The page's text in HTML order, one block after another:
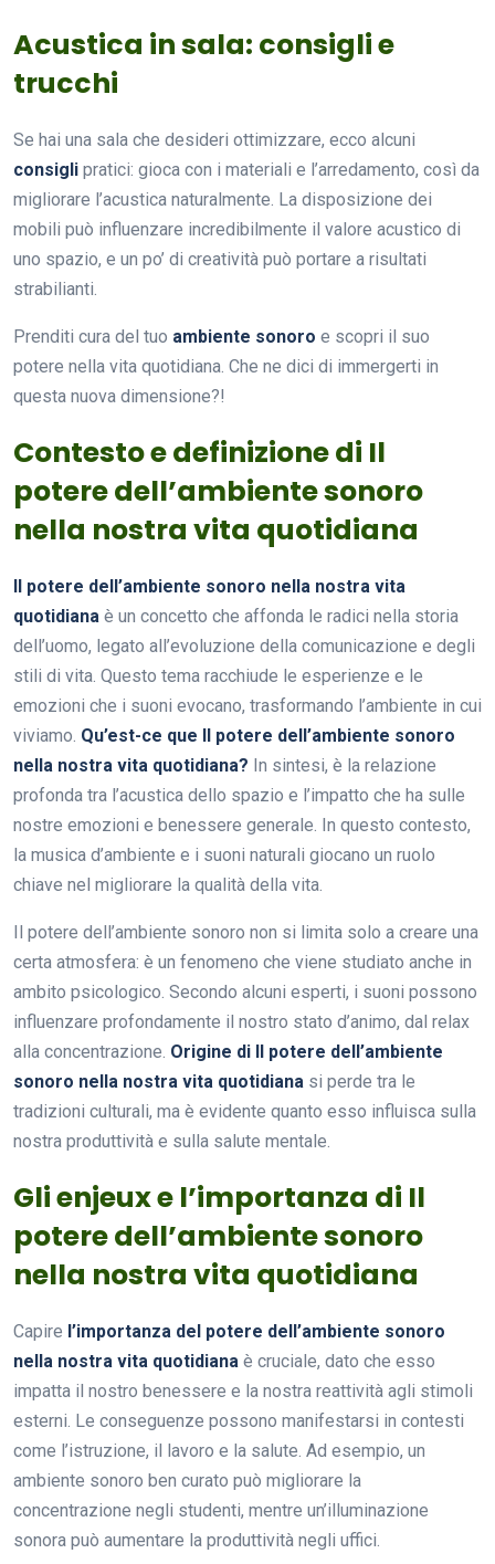
Acustica in sala: consigli e
trucchi
Se hai una sala che desideri ottimizzare, ecco alcuni
consigli pratici: gioca con i materiali e l’arredamento, così da
migliorare l’acustica naturalmente. La disposizione dei
mobili può influenzare incredibilmente il valore acustico di
uno spazio, e un po’ di creatività può portare a risultati
strabilianti.
Prenditi cura del tuo ambiente sonoro e scopri il suo
potere nella vita quotidiana. Che ne dici di immergerti in
questa nuova dimensione?!
Contesto e definizione di Il
potere dell’ambiente sonoro
nella nostra vita quotidiana
Il potere dell’ambiente sonoro nella nostra vita
quotidiana è un concetto che affonda le radici nella storia
dell’uomo, legato all’evoluzione della comunicazione e degli
stili di vita. Questo tema racchiude le esperienze e le
emozioni che i suoni evocano, trasformando l’ambiente in cui
viviamo. Qu’est-ce que Il potere dell’ambiente sonoro
nella nostra vita quotidiana? In sintesi, è la relazione
profonda tra l’acustica dello spazio e l’impatto che ha sulle
nostre emozioni e benessere generale. In questo contesto,
la musica d’ambiente e i suoni naturali giocano un ruolo
chiave nel migliorare la qualità della vita.
Il potere dell’ambiente sonoro non si limita solo a creare una
certa atmosfera: è un fenomeno che viene studiato anche in
ambito psicologico. Secondo alcuni esperti, i suoni possono
influenzare profondamente il nostro stato d’animo, dal relax
alla concentrazione. Origine di Il potere dell’ambiente
sonoro nella nostra vita quotidiana si perde tra le
tradizioni culturali, ma è evidente quanto esso influisca sulla
nostra produttività e sulla salute mentale.
Gli enjeux e l’importanza di Il
potere dell’ambiente sonoro
nella nostra vita quotidiana
Capire l’importanza del potere dell’ambiente sonoro
nella nostra vita quotidiana è cruciale, dato che esso
impatta il nostro benessere e la nostra reattività agli stimoli
esterni. Le conseguenze possono manifestarsi in contesti
come l’istruzione, il lavoro e la salute. Ad esempio, un
ambiente sonoro ben curato può migliorare la
concentrazione negli studenti, mentre un’illuminazione
sonora può aumentare la produttività negli uffici.